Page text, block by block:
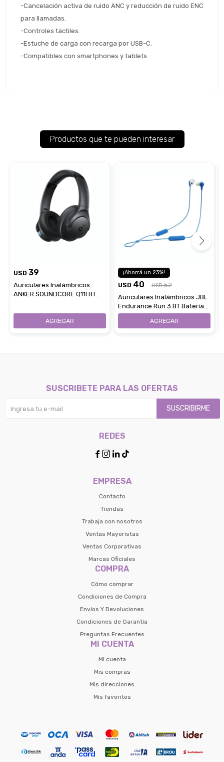
-Cancelación activa de ruido ANC y reducción de ruido ENC
para llamadas.
-Controles táctiles.
-Estuche de carga con recarga por USB-C.
-Compatibles con smartphones y tablets.
Productos que te pueden interesar
USD 39
Auriculares Inalámbricos
ANKER SOUNDCORE Q11I BT
23
USD 40 USD 52
Auriculares Inalámbricos JBL
Endurance Run 3 BT Batería
25Hrs - Blue
EMPRESA
Contacto
Tiendas
Trabaja con nosotros
Ventas Mayoristas
Ventas Corporativas
Marcas Oficiales
COMPRA
Cómo comprar
Condiciones de Compra
Envíos Y Devoluciones
Condiciones de Garantía
Preguntas Frecuentes
MI CUENTA
Mi cuenta
Mis compras
Mis direcciones
Mis favoritos
SUSCRIBETE PARA LAS OFERTAS
SUSCRIBIRME
REDES
   
de pago